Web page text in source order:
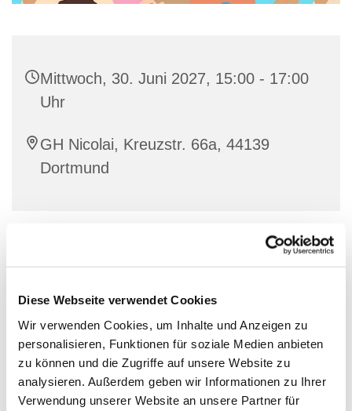
Diese Webseite verwendet Cookies
Wir verwenden Cookies, um Inhalte und Anzeigen zu
personalisieren, Funktionen für soziale Medien anbieten
zu können und die Zugriffe auf unsere Website zu
analysieren. Außerdem geben wir Informationen zu Ihrer
Verwendung unserer Website an unsere Partner für
Mittwoch, 30. Juni 2027, 15:00 - 17:00
Uhr
GH Nicolai, Kreuzstr. 66a, 44139
Dortmund